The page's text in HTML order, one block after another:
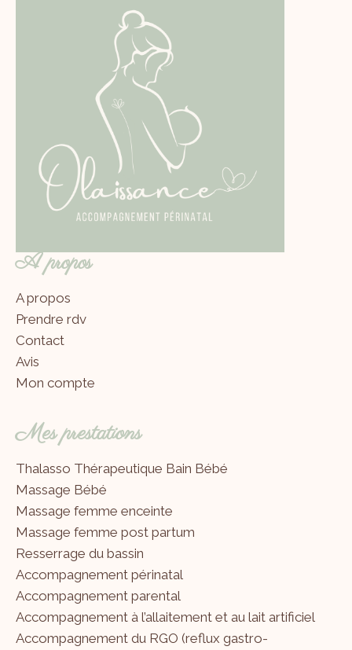
A propos
A propos
Prendre rdv
Contact
Avis
Mon compte
Mes prestations
Thalasso Thérapeutique Bain Bébé
Massage Bébé
Massage femme enceinte
Massage femme post partum
Resserrage du bassin
Accompagnement périnatal
Accompagnement parental
Accompagnement à l’allaitement et au lait artificiel
Accompagnement du RGO (reflux gastro-